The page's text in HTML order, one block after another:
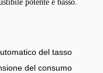
potente e basso.
del tasso
del consumo